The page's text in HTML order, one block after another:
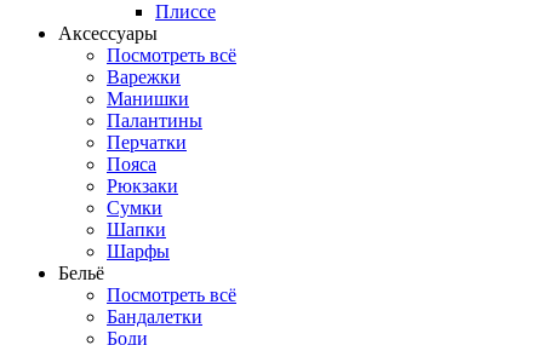
Плиссе
Аксессуары
Посмотреть всё
Варежки
Манишки
Палантины
Перчатки
Пояса
Рюкзаки
Сумки
Шапки
Шарфы
Бельё
Посмотреть всё
Бандалетки
Боди